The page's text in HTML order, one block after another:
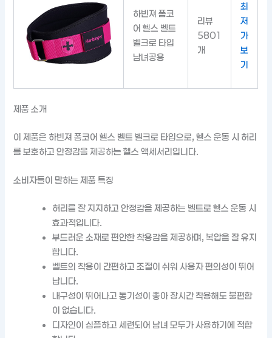
하빈져 폼코
어 헬스 벨트
벨크로 타입
남녀공용
리뷰
5801
개
최
저
가
보
기
제품 소개
이 제품은 하빈져 폼코어 헬스 벨트 벨크로 타입으로, 헬스 운동 시 허리
를 보호하고 안정감을 제공하는 헬스 액세서리입니다.
소비자들이 말하는 제품 특징
허리를 잘 지지하고 안정감을 제공하는 벨트로 헬스 운동 시
효과적입니다.
부드러운 소재로 편안한 착용감을 제공하며, 복압을 잘 유지
합니다.
벨트의 착용이 간편하고 조절이 쉬워 사용자 편의성이 뛰어
납니다.
내구성이 뛰어나고 통기성이 좋아 장시간 착용해도 불편함
이 없습니다.
디자인이 심플하고 세련되어 남녀 모두가 사용하기에 적합